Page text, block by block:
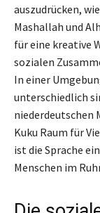
auszudrücken,
Mashallah und
für eine kreative
sozialen
In einer
unterschiedlich
niederdeutschen
Kuku Raum für
ist die Sprache
Menschen im